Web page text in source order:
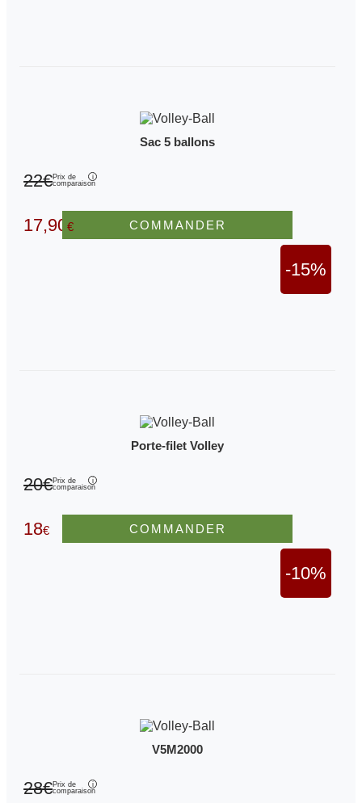
Sac 5 ballons
22€Prix de
comparaison
17,90€
-15%
COMMANDER
Porte-filet Volley
20€Prix de
comparaison
18€
-10%
COMMANDER
V5M2000
28€Prix de
comparaison